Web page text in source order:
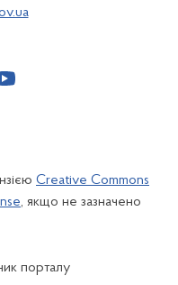
Creative Commons
, якщо не зазначено
порталу